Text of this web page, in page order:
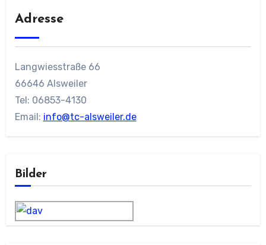
Adresse
Langwiesstraße 66
66646 Alsweiler
Tel: 06853-4130
Email: info@tc-alsweiler.de
Bilder